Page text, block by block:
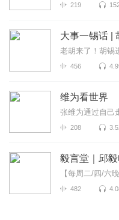
219
大事一锡话 |
456
维为看世界
208
毅言堂｜邱毅
【每周二/四/六
482